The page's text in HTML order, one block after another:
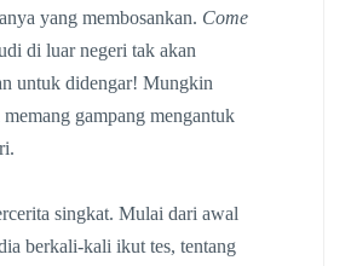
yang membosankan. Come
di luar negeri tak akan
untuk didengar! Mungkin
memang gampang mengantuk
singkat. Mulai dari awal
berkali-kali ikut tes, tentang